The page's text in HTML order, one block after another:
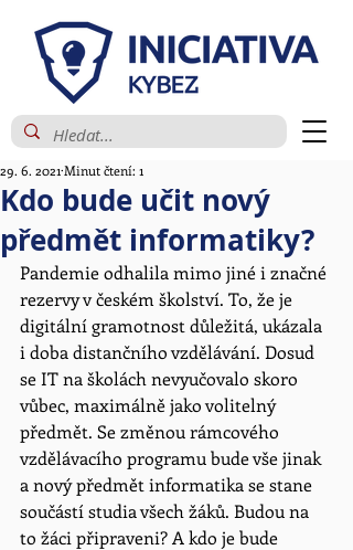
Kdo bude učit nový
předmět informatiky?
29. 6. 2021 Minut čtení: 1
Pandemie odhalila mimo jiné i značné
rezervy v českém školství. To, že je
digitální gramotnost důležitá, ukázala
i doba distančního vzdělávání. Dosud
se IT na školách nevyučovalo skoro
vůbec, maximálně jako volitelný
předmět. Se změnou rámcového
vzdělávacího programu bude vše jinak
a nový předmět informatika se stane
součástí studia všech žáků. Budou na
to žáci připraveni? A kdo je bude